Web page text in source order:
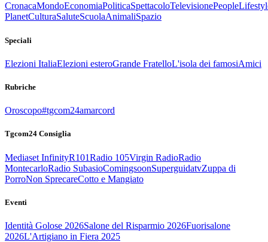
CronacaMondoEconomiaPoliticaSpettacoloTelevisionePeople
PlanetCulturaSaluteScuolaAnimaliSpazio
Speciali
Elezioni ItaliaElezioni esteroGrande FratelloL'isola dei famosiAmici
Rubriche
Oroscopo#tgcom24amarcord
Tgcom24 Consiglia
Mediaset InfinityR101Radio 105Virgin RadioRadio
MontecarloRadio SubasioComingsoonSuperguidatvZuppa di
PorroNon SprecareCotto e Mangiato
Eventi
Identità Golose 2026Salone del Risparmio 2026Fuorisalone
2026L'Artigiano in Fiera 2025